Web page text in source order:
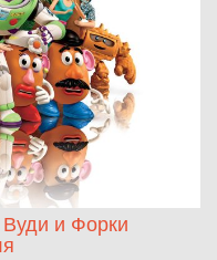
и Форки